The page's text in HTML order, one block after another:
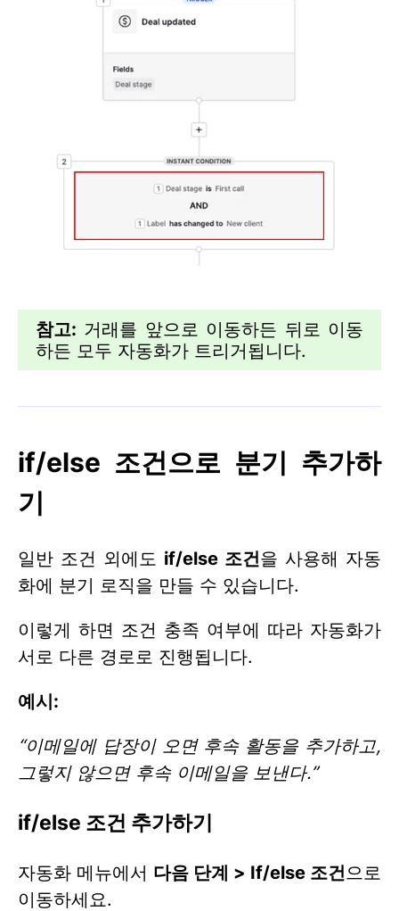
참고: 거래를 앞으로 이동하든 뒤로 이동
하든 모두 자동화가 트리거됩니다.
if/else 조건으로 분기 추가하
기
일반 조건 외에도 if/else 조건을 사용해 자동
화에 분기 로직을 만들 수 있습니다.
이렇게 하면 조건 충족 여부에 따라 자동화가
서로 다른 경로로 진행됩니다.
예시:
“이메일에 답장이 오면 후속 활동을 추가하고,
그렇지 않으면 후속 이메일을 보낸다.”
if/else 조건 추가하기
자동화 메뉴에서 다음 단계 > If/else 조건 으로
이동하세요.